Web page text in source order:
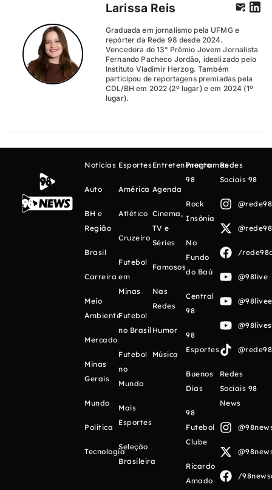
Larissa Reis
Graduada em jornalismo pela UFMG e
repórter da Rede 98 desde 2024.
Vencedora do 13° Prêmio Jovem Jornalista
Fernando Pacheco Jordão, idealizado pelo
Instituto Vladimir Herzog. Também
participou de reportagens premiadas pela
CDL/BH em 2022 (2º lugar) e em 2024 (1º
lugar).
Notícias
Auto
BH e
Região
Brasil
Carreira
Meio
Ambiente
Mercado
Minas
Gerais
Mundo
Política
Tecnologia
Esportes
América
Atlético
Cruzeiro
Futebol
em
Minas
Futebol
no Brasil
Futebol
no
Mundo
Mais
Esportes
Seleção
Brasileira
Entretenimento
Agenda
Cinema,
TV e
Séries
Famosos
Nas
Redes
Humor
Música
Programas
98
Rock
Insônia
No
Fundo
do Baú
Central
98
98
Esportes
Buenos
Días
98
Futebol
Clube
Ricardo
Amado
Redes
Sociais 98
/
@98live
Redes
Sociais 98
News
/